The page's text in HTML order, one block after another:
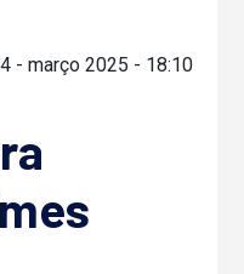
- março 2025 - 18:10